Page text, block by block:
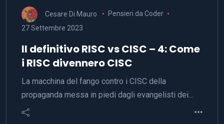
Cesare Di Mauro
Pensieri da Coder
27 Settembre 2023
Il definitivo RISC vs CISC – 4: Come
i RISC divennero CISC
La macchina del fango contro i CISC della
propaganda messa in piedi dagli evangelisti dei…